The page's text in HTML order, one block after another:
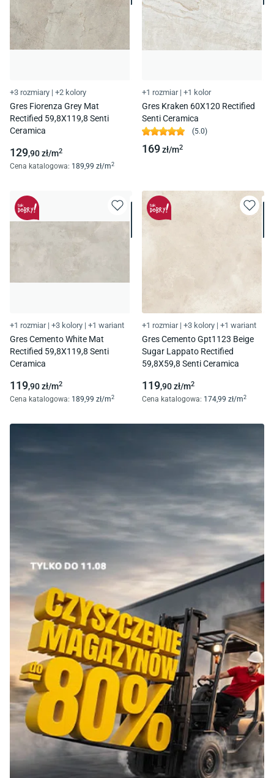
+3 rozmiary | +2 kolory
Gres Fiorenza Grey Mat
Rectified 59,8X119,8 Senti
Ceramica
129,90zł/m2
Cena katalogowa: 189,99 zł/m2
+1 rozmiar | +1 kolor
Gres Kraken 60X120 Rectified
Senti Ceramica
(5.0)
169zł/m2
+1 rozmiar | +3 kolory | +1 wariant
Gres Cemento White Mat
Rectified 59,8X119,8 Senti
Ceramica
119,90zł/m2
Cena katalogowa: 189,99 zł/m2
+1 rozmiar | +3 kolory | +1 wariant
Gres Cemento Gpt1123 Beige
Sugar Lappato Rectified
59,8X59,8 Senti Ceramica
119,90zł/m2
Cena katalogowa: 174,99 zł/m2